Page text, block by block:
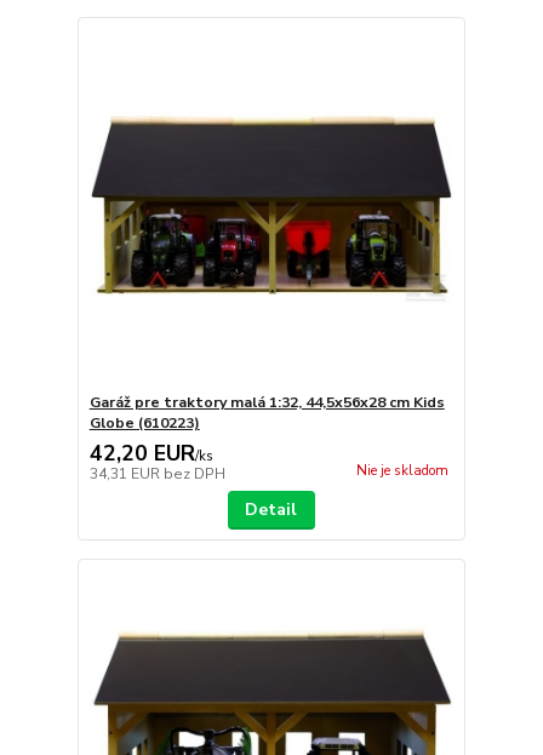
Garáž pre traktory malá 1:32, 44,5x56x28 cm Kids
Globe (610223)
42,20 EUR/ks
34,31 EUR bez DPH Nie je skladom
Detail